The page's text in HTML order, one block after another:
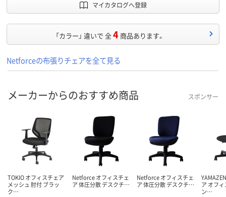
マイカタログへ登録
「カラー」 違いで 全4 商品あります。
Netforceの布張りチェアを全て見る
メーカーからのおすすめ商品 スポンサー
TOKIO オフィスチェア
メッシュ 肘付 ブラッ
ク…
Netforce オフィスチェ
ア 体圧分散 デスクチ…
Netforce オフィスチェ
ア 体圧分散 デスクチ…
ア オフ
ン…